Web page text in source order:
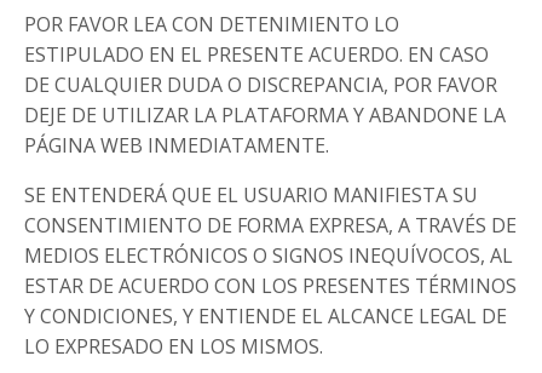
POR FAVOR LEA CON DETENIMIENTO LO
ESTIPULADO EN EL PRESENTE ACUERDO. EN CASO
DE CUALQUIER DUDA O DISCREPANCIA, POR FAVOR
DEJE DE UTILIZAR LA PLATAFORMA Y ABANDONE LA
PÁGINA WEB INMEDIATAMENTE.
SE ENTENDERÁ QUE EL USUARIO MANIFIESTA SU
CONSENTIMIENTO DE FORMA EXPRESA, A TRAVÉS DE
MEDIOS ELECTRÓNICOS O SIGNOS INEQUÍVOCOS, AL
ESTAR DE ACUERDO CON LOS PRESENTES TÉRMINOS
Y CONDICIONES, Y ENTIENDE EL ALCANCE LEGAL DE
LO EXPRESADO EN LOS MISMOS.